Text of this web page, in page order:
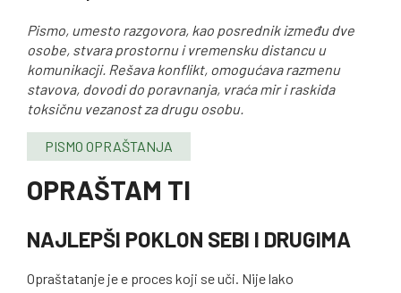
Pismo, umesto razgovora, kao posrednik između dve
osobe, stvara prostornu i vremensku distancu u
komunikacji. Rešava konflikt, omogućava razmenu
stavova, dovodi do poravnanja, vraća mir i raskida
toksičnu vezanost za drugu osobu.
PISMO OPRAŠTANJA
OPRAŠTAM TI
NAJLEPŠI POKLON SEBI I DRUGIMA
Opraštatanje je e proces koji se uči. Nije lako